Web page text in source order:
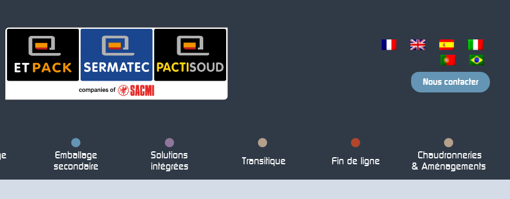
Nous contacter
Emballage
secondaire
Solutions
intégrées
Transitique Fin de ligne
Chaudronneries
& Aménagements